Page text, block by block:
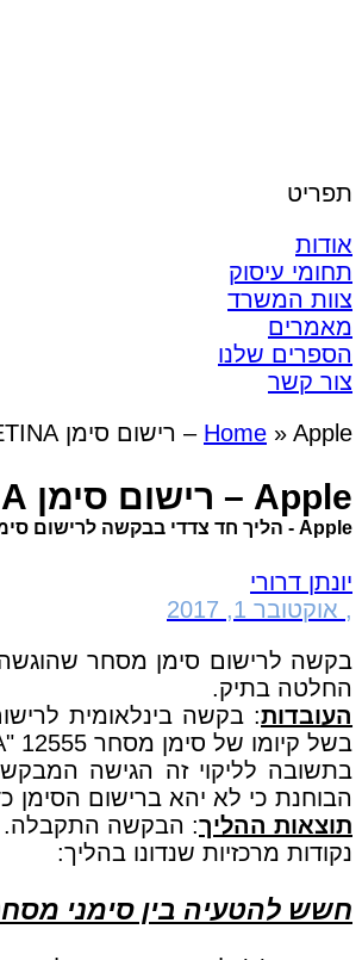
תפריט
אודות
תחומי עיסוק
צוות המשרד
מאמרים
הספרים שלנו
צור קשר
Home » Apple – רישום סימן RETINA הזהה לסימן רשום אחר באותו סוג
Apple – רישום סימן RETINA הזהה לסימן רשום אחר באותו סוג
Apple - הליך חד צדדי בבקשה לרישום סימן מסחר 235988 RETINA (נבו, 6.3.2014)
יונתן דרורי
, אוקטובר 1, 2017
החלטה בתיק.
העובדות
בשל קיומו של סימן מסחר 12555 "RETINA" על שם חברת קודאק בגין מצלמות גם הן בסוג 9, וזאת לפי הוראות סעיף 11(9) לפקודת סימני המסחר.
בתשובה לליקוי זה הגישה
הבוחנת כי לא יהא ברישום
תוצאות ההליך: הבקשה התקבלה.
נקודות מרכזיות שנדונו בהליך:
חשש להטעיה בין סימני